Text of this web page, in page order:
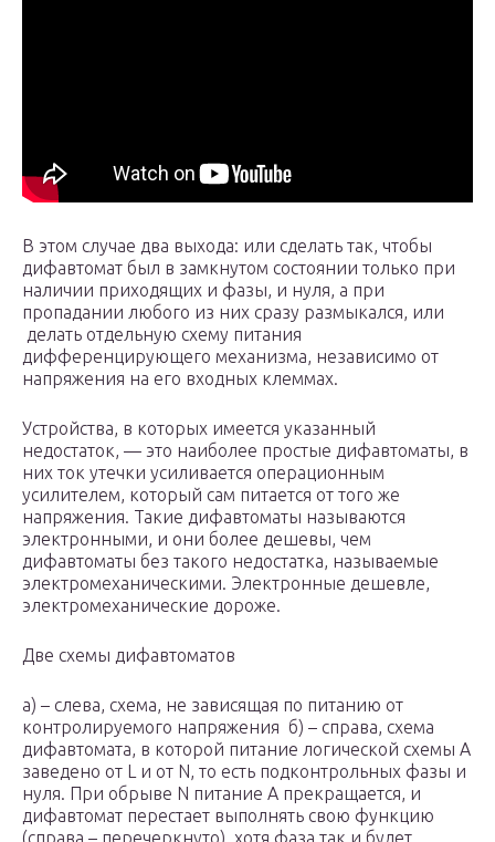
В этом случае два выхода: или сделать так, чтобы
дифавтомат был в замкнутом состоянии только при
наличии приходящих и фазы, и нуля, а при
пропадании любого из них сразу размыкался, или
делать отдельную схему питания
дифференцирующего механизма, независимо от
напряжения на его входных клеммах.
Устройства, в которых имеется указанный
недостаток, — это наиболее простые дифавтоматы, в
них ток утечки усиливается операционным
усилителем, который сам питается от того же
напряжения. Такие дифавтоматы называются
электронными, и они более дешевы, чем
дифавтоматы без такого недостатка, называемые
электромеханическими. Электронные дешевле,
электромеханические дороже.
Две схемы дифавтоматов
а) – слева, схема, не зависящая по питанию от
контролируемого напряжения б) – справа, схема
дифавтомата, в которой питание логической схемы А
заведено от L и от N, то есть подконтрольных фазы и
нуля. При обрыве N питание А прекращается, и
дифавтомат перестает выполнять свою функцию
(справа – перечеркнуто), хотя фаза так и будет